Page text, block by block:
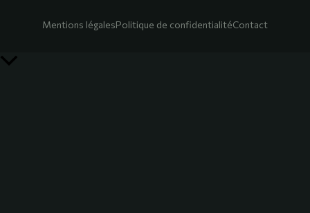
Mentions légalesPolitique de confidentialitéContact